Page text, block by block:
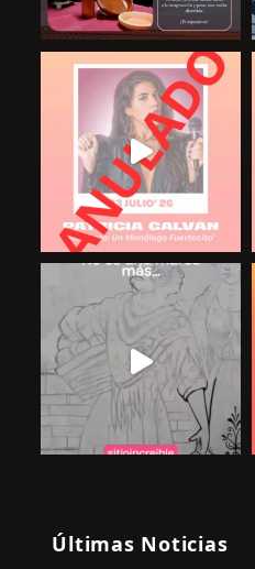
Últimas Noticias